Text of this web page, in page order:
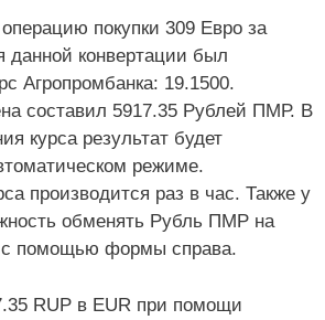
покупки 309 Евро за
конвертации был
Агропромбанка: 19.1500.
составил 5917.35 Рублей ПМР. В
курса результат будет
режиме.
производится раз в час. Также у
обменять Рубль ПМР на
помощью формы справа.
RUP в EUR при помощи